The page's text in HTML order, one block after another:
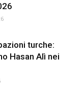
turche:
Hasan Alì nei